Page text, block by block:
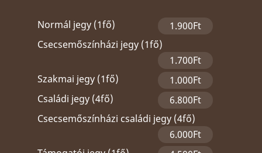
Normál jegy (1fő)
1.900Ft
Csecsemőszínházi jegy (1fő)
1.700Ft
Szakmai jegy (1fő)
1.000Ft
Családi jegy (4fő)
6.800Ft
Csecsemőszínházi családi jegy (4fő)
6.000Ft